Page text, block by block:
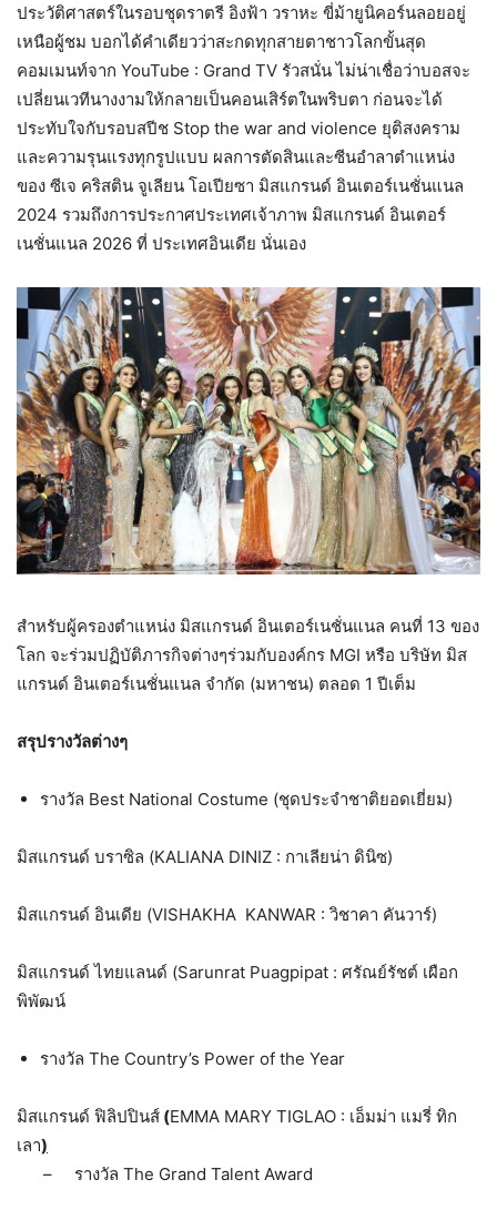
ประวัติศาสตร์ในรอบชุดราตรี อิงฟ้า วราหะ ขี่ม้ายูนิคอร์นลอยอยู่
เหนือผู้ชม บอกได้คำเดียวว่าสะกดทุกสายตาชาวโลกขั้นสุด
คอมเมนท์จาก YouTube : Grand TV รัวสนั่น ไม่น่าเชื่อว่าบอสจะ
เปลี่ยนเวทีนางงามให้กลายเป็นคอนเสิร์ตในพริบตา ก่อนจะได้
ประทับใจกับรอบสปีช Stop the war and violence ยุติสงคราม
และความรุนแรงทุกรูปแบบ ผลการตัดสินและซีนอำลาตำแหน่ง
ของ ซีเจ คริสติน จูเลียน โอเปียซา มิสแกรนด์ อินเตอร์เนชั่นแนล
2024 รวมถึงการประกาศประเทศเจ้าภาพ มิสแกรนด์ อินเตอร์
เนชั่นแนล 2026 ที่ ประเทศอินเดีย นั่นเอง
สำหรับผู้ครองตำแหน่ง มิสแกรนด์ อินเตอร์เนชั่นแนล คนที่ 13 ของ
โลก จะร่วมปฏิบัติภารกิจต่างๆร่วมกับองค์กร MGI หรือ บริษัท มิส
แกรนด์ อินเตอร์เนชั่นแนล จำกัด (มหาชน) ตลอด 1 ปีเต็ม
สรุปรางวัลต่างๆ
รางวัล Best National Costume (ชุดประจำชาติยอดเยี่ยม)
มิสแกรนด์ บราซิล (KALIANA DINIZ : กาเลียน่า ดินิซ)
มิสแกรนด์ อินเดีย (VISHAKHA KANWAR : วิชาคา คันวาร์)
มิสแกรนด์ ไทยแลนด์ (Sarunrat Puagpipat : ศรัณย์รัชต์ เผือก
พิพัฒน์
รางวัล The Country’s Power of the Year
มิสแกรนด์ ฟิลิปปินส์ (EMMA MARY TIGLAO : เอ็มม่า แมรี่ ทิก
เลา)
– รางวัล The Grand Talent Award